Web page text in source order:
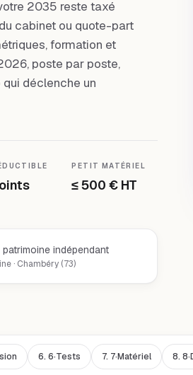
2035 reste taxé
cabinet ou quote-part
formation et
poste par poste,
qui déclenche un
PETIT MATÉRIEL
≤ 500 € HT
indépendant
· Chambéry (73)
6. 6·Tests 7. 7·Matériel 8.